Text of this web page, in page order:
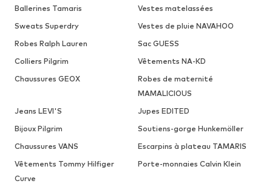
Ballerines Tamaris
Vestes matelassées
Sweats Superdry
Vestes de pluie NAVAHOO
Robes Ralph Lauren
Sac GUESS
Colliers Pilgrim
Vêtements NA-KD
Chaussures GEOX
Robes de maternité
MAMALICIOUS
Jeans LEVI'S
Jupes EDITED
Bijoux Pilgrim
Soutiens-gorge Hunkemöller
Chaussures VANS
Escarpins à plateau TAMARIS
Vêtements Tommy Hilfiger
Curve
Porte-monnaies Calvin Klein